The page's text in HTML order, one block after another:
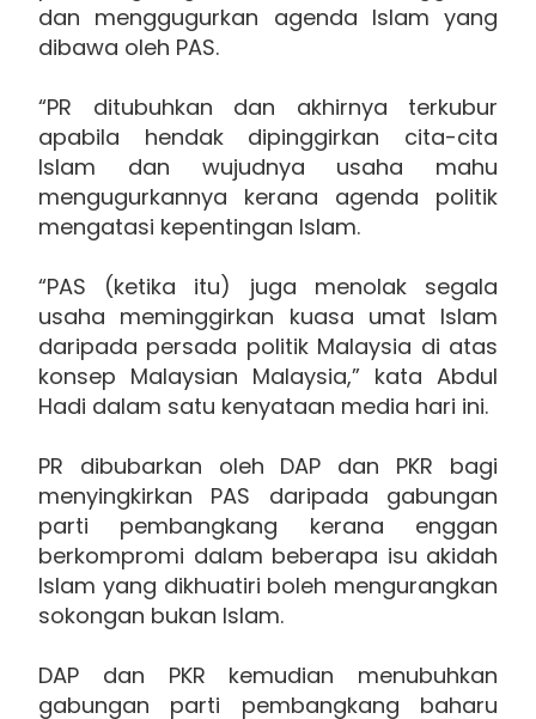
dan menggugurkan agenda Islam yang
dibawa oleh PAS.
“PR ditubuhkan dan akhirnya terkubur
apabila hendak dipinggirkan cita-cita
Islam dan wujudnya usaha mahu
mengugurkannya kerana agenda politik
mengatasi kepentingan Islam.
“PAS (ketika itu) juga menolak segala
usaha meminggirkan kuasa umat Islam
daripada persada politik Malaysia di atas
konsep Malaysian Malaysia,” kata Abdul
Hadi dalam satu kenyataan media hari ini.
PR dibubarkan oleh DAP dan PKR bagi
menyingkirkan PAS daripada gabungan
parti pembangkang kerana enggan
berkompromi dalam beberapa isu akidah
Islam yang dikhuatiri boleh mengurangkan
sokongan bukan Islam.
DAP dan PKR kemudian menubuhkan
gabungan parti pembangkang baharu